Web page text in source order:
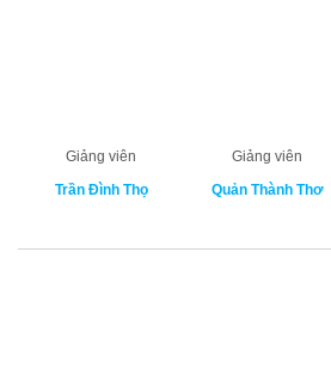
Giảng viên
Trần Đình Thọ
Giảng viên
Quản Thành Thơ